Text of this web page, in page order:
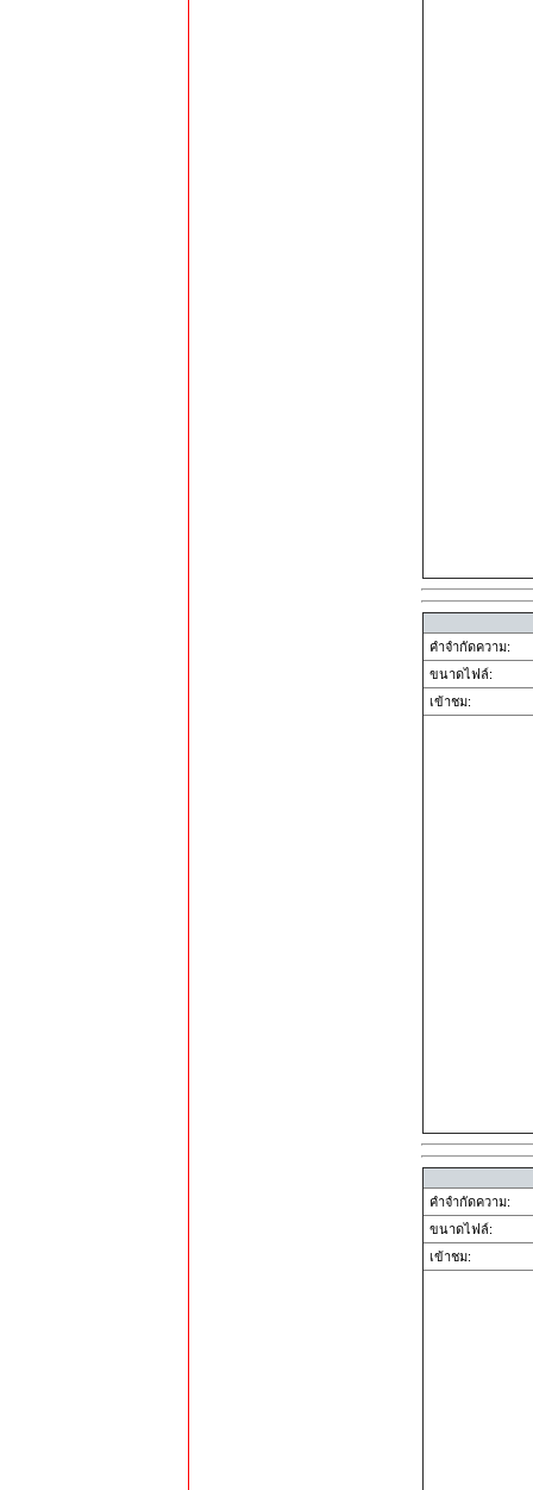
คำจำกัดความ:
ขนาดไฟล์:
เข้าชม:
คำจำกัดความ:
ขนาดไฟล์:
เข้าชม: